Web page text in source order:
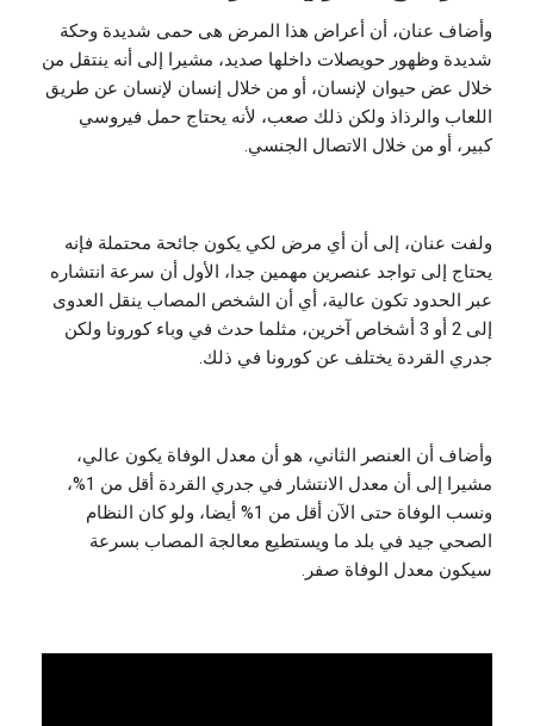
وأضاف عنان، أن أعراض هذا المرض هى حمى شديدة وحكة
شديدة وظهور حويصلات داخلها صديد، مشيرا إلى أنه ينتقل من
خلال عض حيوان لإنسان، أو من خلال إنسان لإنسان عن طريق
اللعاب والرذاذ ولكن ذلك صعب، لأنه يحتاج حمل فيروسي
كبير، أو من خلال الاتصال الجنسي.
ولفت عنان، إلى أن أي مرض لكي يكون جائحة محتملة فإنه
يحتاج إلى تواجد عنصرين مهمين جدا، الأول أن سرعة انتشاره
عبر الحدود تكون عالية، أي أن الشخص المصاب ينقل العدوى
إلى 2 أو 3 أشخاص آخرين، مثلما حدث في وباء كورونا ولكن
جدري القردة يختلف عن كورونا في ذلك.
وأضاف أن العنصر الثاني، هو أن معدل الوفاة يكون عالي،
مشيرا إلى أن معدل الانتشار في جدري القردة أقل من 1%،
ونسب الوفاة حتى الآن أقل من 1% أيضا، ولو كان النظام
الصحي جيد في بلد ما ويستطيع معالجة المصاب بسرعة
سيكون معدل الوفاة صفر.